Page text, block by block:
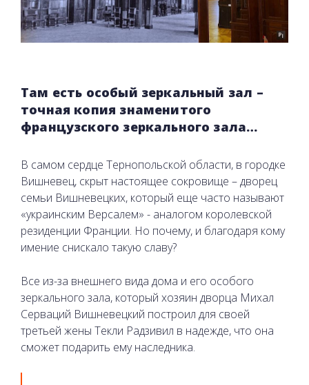
Там есть особый зеркальный зал –
точная копия знаменитого
французского зеркального зала…
В самом сердце Тернопольской области, в городке
Вишневец, скрыт настоящее сокровище – дворец
семьи Вишневецких, который еще часто называют
«украинским Версалем» - аналогом королевской
резиденции Франции. Но почему, и благодаря кому
имение снискало такую славу?
Все из-за внешнего вида дома и его особого
зеркального зала, который хозяин дворца Михал
Серваций Вишневецкий построил для своей
третьей жены Текли Радзивил в надежде, что она
сможет подарить ему наследника.